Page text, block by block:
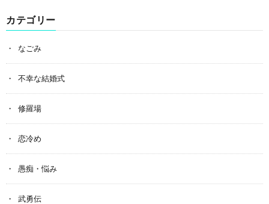
カテゴリー
なごみ
不幸な結婚式
修羅場
恋冷め
愚痴・悩み
武勇伝